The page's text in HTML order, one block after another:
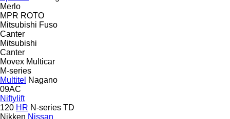
Merlo
MPR ROTO
Mitsubishi Fuso
Canter
Mitsubishi
Canter
Movex Multicar
M-series
Multitel Nagano
09AC
Niftylift
120 HR N-series TD
Nikken Nissan